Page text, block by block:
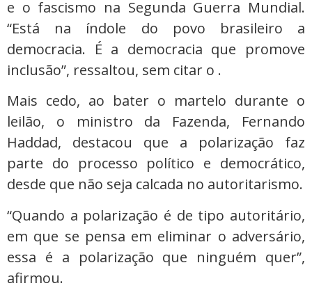
e o fascismo na Segunda Guerra Mundial.
“Está na índole do povo brasileiro a
democracia. É a democracia que promove
inclusão”, ressaltou, sem citar o .
Mais cedo, ao bater o martelo durante o
leilão, o ministro da Fazenda, Fernando
Haddad, destacou que a polarização faz
parte do processo político e democrático,
desde que não seja calcada no autoritarismo.
“Quando a polarização é de tipo autoritário,
em que se pensa em eliminar o adversário,
essa é a polarização que ninguém quer”,
afirmou.